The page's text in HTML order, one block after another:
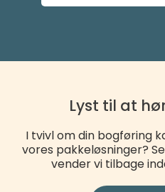
Lyst til at
I tvivl om din bogføring
vores pakkeløsninger?
vender vi tilbage